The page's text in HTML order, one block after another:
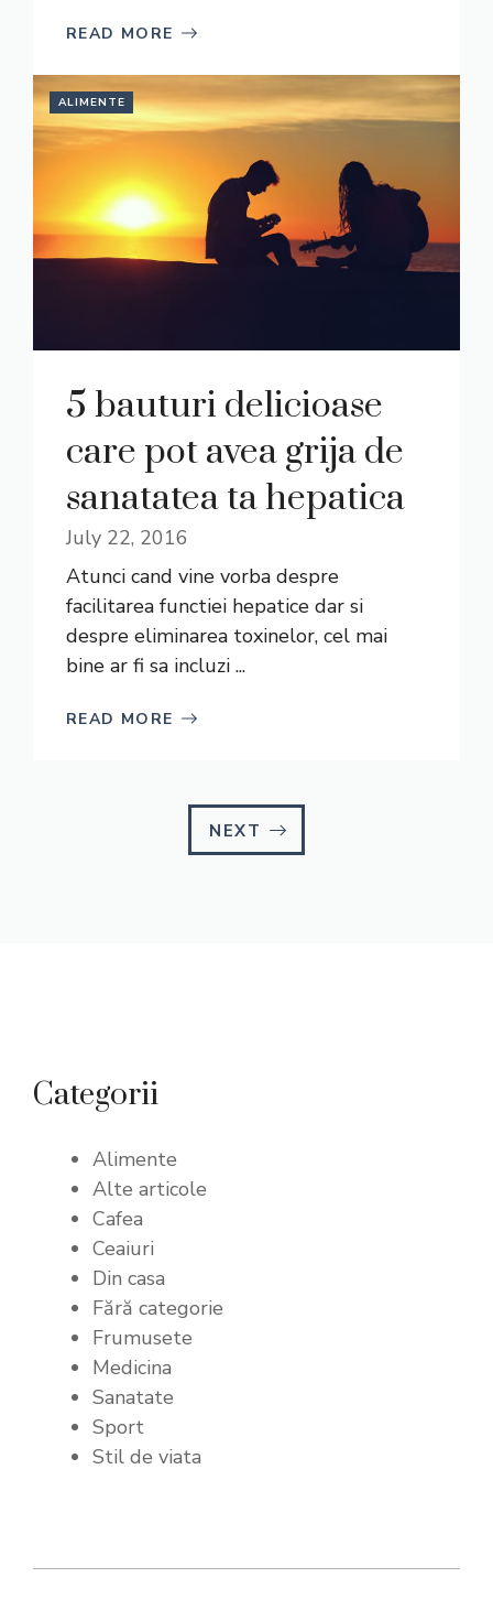
READ MORE
ALIMENTE
5 bauturi delicioase
care pot avea grija de
sanatatea ta hepatica
July 22, 2016
Atunci cand vine vorba despre
facilitarea functiei hepatice dar si
despre eliminarea toxinelor, cel mai
bine ar fi sa incluzi ...
READ MORE
NEXT
Categorii
Alimente
Alte articole
Cafea
Ceaiuri
Din casa
Fără categorie
Frumusete
Medicina
Sanatate
Sport
Stil de viata